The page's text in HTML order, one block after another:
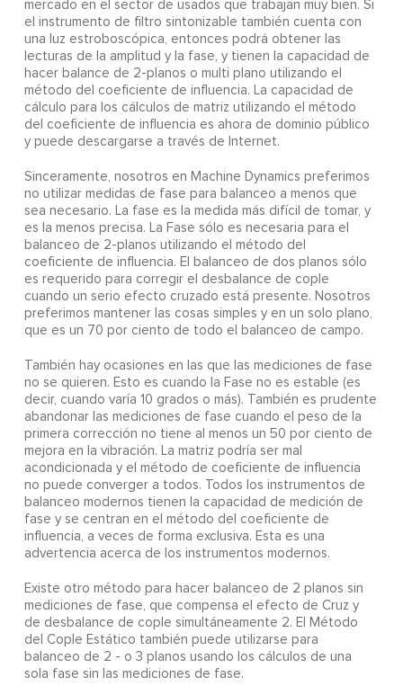
mercado en el sector de usados que trabajan muy bien. Si
el instrumento de filtro sintonizable también cuenta con
una luz estroboscópica, entonces podrá obtener las
lecturas de la amplitud y la fase, y tienen la capacidad de
hacer balance de 2-planos o multi plano utilizando el
método del coeficiente de influencia. La capacidad de
cálculo para los cálculos de matriz utilizando el método
del coeficiente de influencia es ahora de dominio público
y puede descargarse a través de Internet.
Sinceramente, nosotros en Machine Dynamics preferimos
no utilizar medidas de fase para balanceo a menos que
sea necesario. La fase es la medida más difícil de tomar, y
es la menos precisa. La Fase sólo es necesaria para el
balanceo de 2-planos utilizando el método del
coeficiente de influencia. El balanceo de dos planos sólo
es requerido para corregir el desbalance de cople
cuando un serio efecto cruzado está presente. Nosotros
preferimos mantener las cosas simples y en un solo plano,
que es un 70 por ciento de todo el balanceo de campo.
También hay ocasiones en las que las mediciones de fase
no se quieren. Esto es cuando la Fase no es estable (es
decir, cuando varía 10 grados o más). También es prudente
abandonar las mediciones de fase cuando el peso de la
primera corrección no tiene al menos un 50 por ciento de
mejora en la vibración. La matriz podría ser mal
acondicionada y el método de coeficiente de influencia
no puede converger a todos. Todos los instrumentos de
balanceo modernos tienen la capacidad de medición de
fase y se centran en el método del coeficiente de
influencia, a veces de forma exclusiva. Esta es una
advertencia acerca de los instrumentos modernos.
Existe otro método para hacer balanceo de 2 planos sin
mediciones de fase, que compensa el efecto de Cruz y
de desbalance de cople simultáneamente 2. El Método
del Cople Estático también puede utilizarse para
balanceo de 2 - o 3 planos usando los cálculos de una
sola fase sin las mediciones de fase.